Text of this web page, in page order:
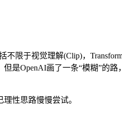
限于视觉理解(Clip)，
是OpenAI画了一条“模糊”的
性思路慢慢尝试。